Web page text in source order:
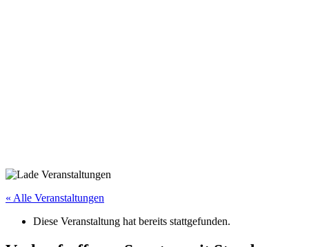
« Alle Veranstaltungen
Diese Veranstaltung hat bereits stattgefunden.